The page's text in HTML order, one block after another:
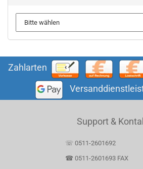
Zahlarten
Support &
☏ 0511-2601692
☎ 0511-2601693 FAX